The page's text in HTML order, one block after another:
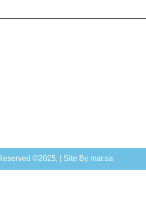
©2025. | Site By mar.sa